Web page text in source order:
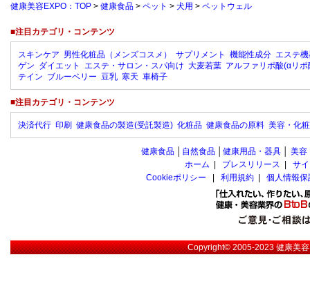
健康美容EXPO：TOP > 健康食品 > ペット > 犬用 > ペットウェル
■注目カテゴリ・コンテンツ
スキンケア 男性化粧品（メンズコスメ） サプリメント 機能性成分 エステ
ゲン ダイエット エステ・サロン・スパ向け 大麦若葉 アルファリポ酸(αリポ
テイン ブルーベリー 豆乳 寒天 車椅子
■注目カテゴリ・コンテンツ
決済代行 印刷 健康食品の製造(受託製造) 化粧品 健康食品の原料 美容・化
健康食品 自然食品 健康用品・器具 美容
ホーム
プレスリリース
サ
Cookieポリシー
利用規約 個人情報
Copyright© 2005-2023健康美